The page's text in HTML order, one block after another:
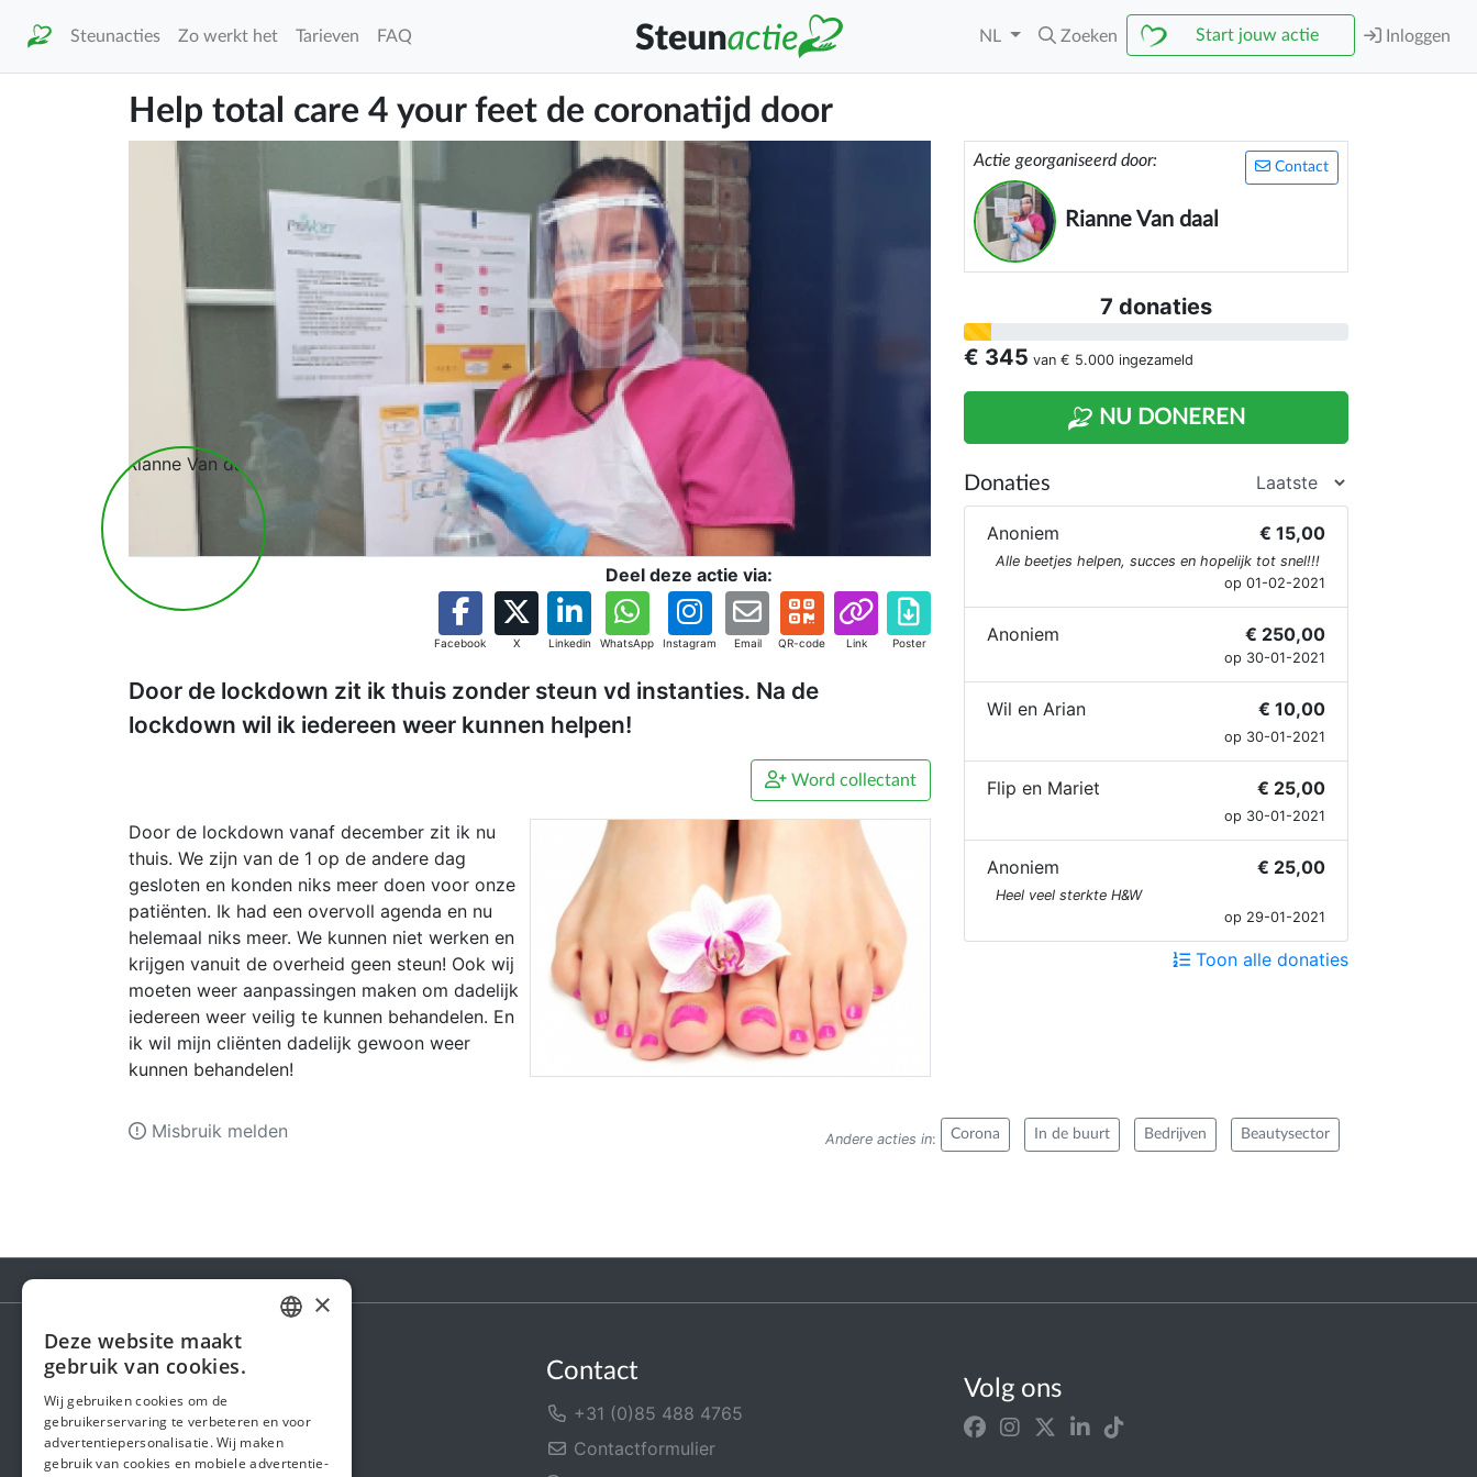
Steunacties Zo werkt het Tarieven FAQ NL Zoeken Start jouw actie Inloggen
Help total care 4 your feet de coronatijd door
Deel deze actie via:
Facebook X Linkedin WhatsApp Instagram Email QR-code Link Poster
Door de lockdown zit ik thuis zonder steun vd instanties. Na de
lockdown wil ik iedereen weer kunnen helpen!
Word collectant
Door de lockdown vanaf december zit ik nu
thuis. We zijn van de 1 op de andere dag
gesloten en konden niks meer doen voor onze
patiënten. Ik had een overvoll agenda en nu
helemaal niks meer. We kunnen niet werken en
krijgen vanuit de overheid geen steun! Ook wij
moeten weer aanpassingen maken om dadelijk
iedereen weer veilig te kunnen behandelen. En
ik wil mijn cliënten dadelijk gewoon weer
kunnen behandelen!
Contact
Actie georganiseerd door:
Rianne Van daal
7 donaties
€ 345 van € 5.000 ingezameld
NU DONEREN
Donaties
Anoniem € 15,00
Alle beetjes helpen, succes en hopelijk tot snel!!!
op 01-02-2021
Anoniem € 250,00
op 30-01-2021
Wil en Arian € 10,00
op 30-01-2021
Flip en Mariet € 25,00
op 30-01-2021
Anoniem € 25,00
Heel veel sterkte H&W
op 29-01-2021
Toon alle donaties
Andere acties in: Corona In de buurt Bedrijven Beautysector
Misbruik melden
Steunactie
Over ons
In de media
Contact
+31 (0)85 488 4765
Contactformulier
Volg ons
ENGLISH
×
Deze website maakt
gebruik van cookies.
Wij gebruiken cookies om de
gebruikerservaring te verbeteren en voor
advertentiepersonalisatie. Wij maken
gebruik van cookies en mobiele advertentie-